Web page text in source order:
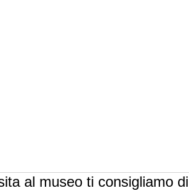
al museo ti consigliamo